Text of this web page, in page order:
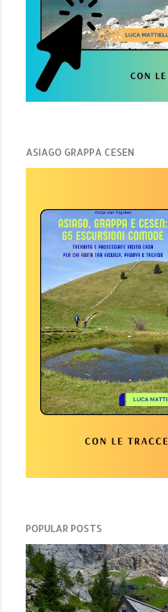
ASIAGO GRAPPA CESEN
POPULAR POSTS